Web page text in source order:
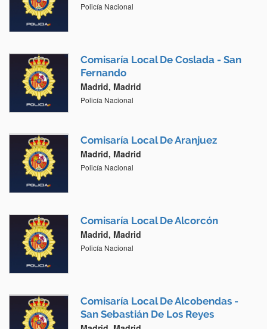
Policía Nacional
Comisaría Local De Coslada - San
Fernando
Madrid, Madrid
Policía Nacional
Comisaría Local De Aranjuez
Madrid, Madrid
Policía Nacional
Comisaría Local De Alcorcón
Madrid, Madrid
Policía Nacional
Comisaría Local De Alcobendas -
San Sebastián De Los Reyes